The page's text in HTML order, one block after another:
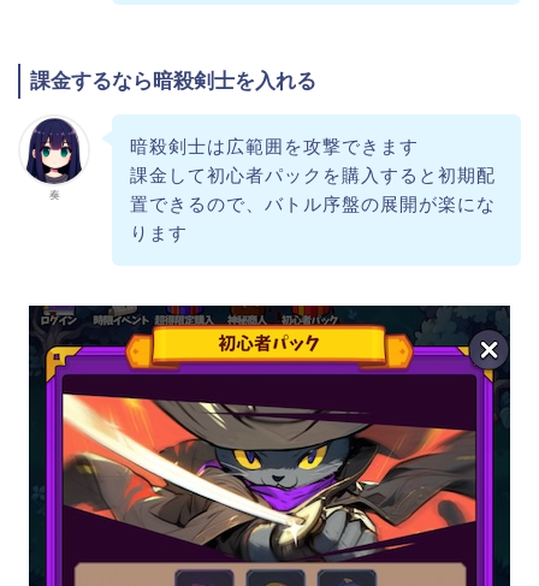
課金するなら暗殺剣士を入れる
奏
暗殺剣士は広範囲を攻撃できます
課金して初心者パックを購入すると初期配
置できるので、バトル序盤の展開が楽にな
ります